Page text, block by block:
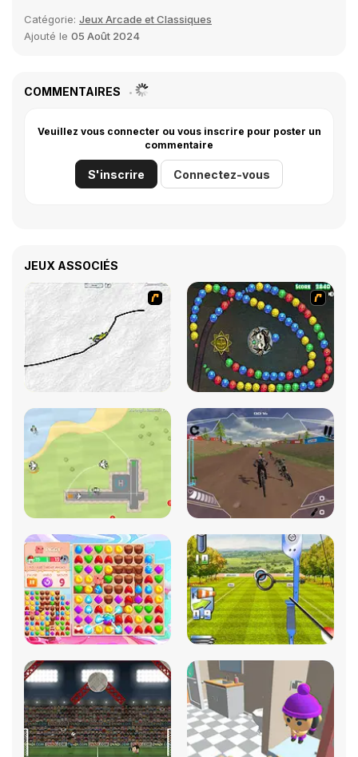
Catégorie: Jeux Arcade et Classiques
Ajouté le 05 Août 2024
COMMENTAIRES
Veuillez vous connecter ou vous inscrire pour poster un
commentaire
S'inscrire Connectez-vous
JEUX ASSOCIÉS